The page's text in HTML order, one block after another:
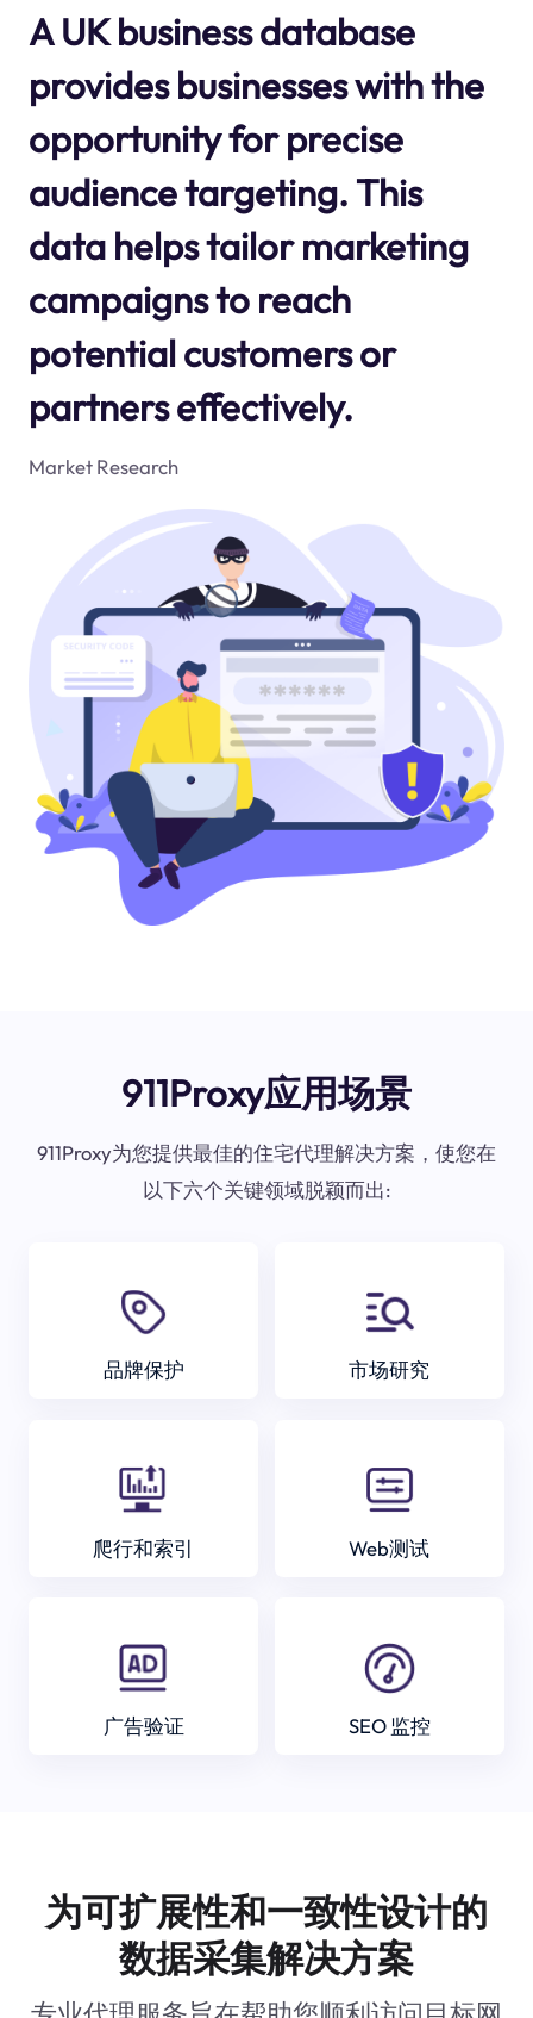
A UK business database
provides businesses with the
opportunity for precise
audience targeting. This
data helps tailor marketing
campaigns to reach
potential customers or
partners effectively.
Market Research
911Proxy应用场景
911Proxy为您提供最佳的住宅代理解决方案，使您在
以下六个关键领域脱颖而出:
品牌保护 市场研究
爬行和索引 Web测试
广告验证 SEO 监控
为可扩展性和一致性设计的
数据采集解决方案